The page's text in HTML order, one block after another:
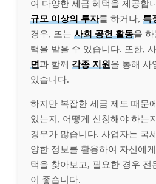
여 다양한 세금 혜택을 제공합
규모 이상의 투자를 하거나, 특
경우, 또는 사회 공헌 활동을 하
택을 받을 수 있습니다. 또한,
면과 함께 각종 지원을 통해 사
있습니다.
하지만 복잡한 세금 제도 때문
있는지, 어떻게 신청해야 하는
경우가 많습니다. 사업자는 국
양한 정보를 활용하여 자신에
택을 찾아보고, 필요한 경우 전
이 좋습니다.